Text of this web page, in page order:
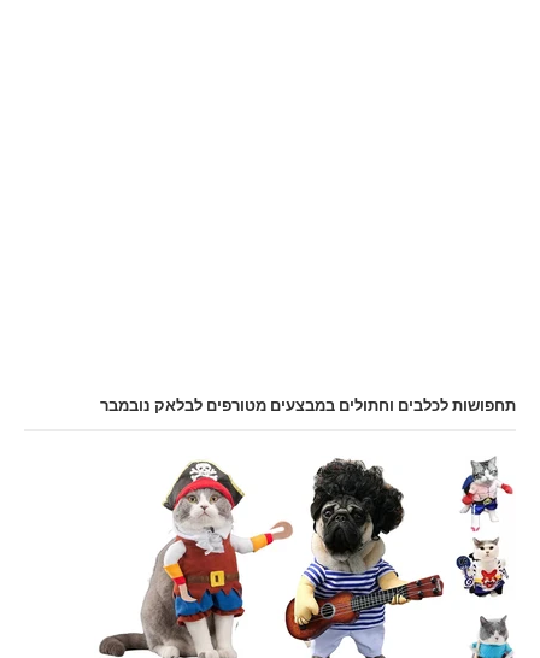
תחפושות לכלבים וחתולים במבצעים מטורפים לבלאק נובמבר